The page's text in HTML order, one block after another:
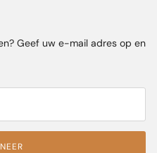
Geef uw e-mail adres op en